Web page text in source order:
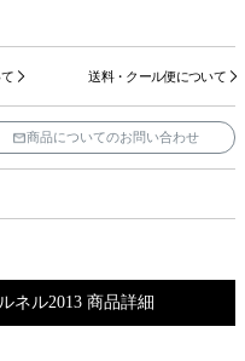
送料・クール便について
商品についてのお問い合わせ
ネル2013 商品詳細